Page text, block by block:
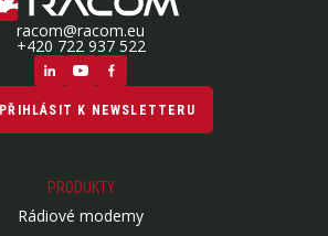
racom@racom.eu
+420 722 937 522
PŘIHLÁSIT K NEWSLETTERU
PRODUKTY
Rádiové modemy